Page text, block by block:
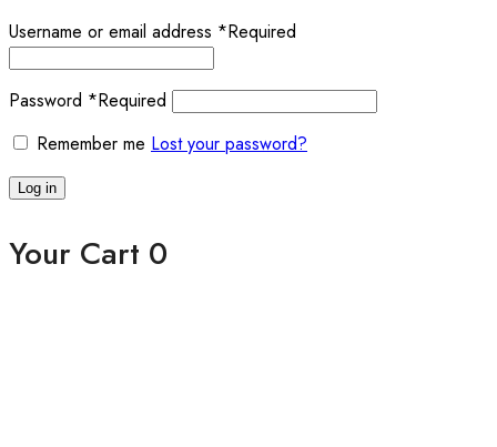
Username or email address *Required
Password *Required
Remember me Lost your password?
Log in
Your Cart 0